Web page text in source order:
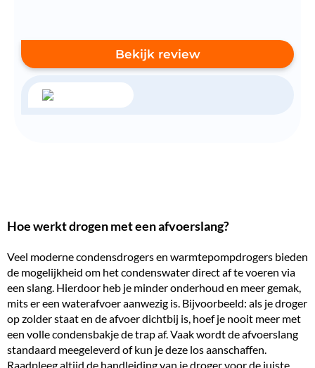
Bekijk review
Hoe werkt drogen met een afvoerslang?
Veel moderne condensdrogers en warmtepompdrogers bieden
de mogelijkheid om het condenswater direct af te voeren via
een slang. Hierdoor heb je minder onderhoud en meer gemak,
mits er een waterafvoer aanwezig is. Bijvoorbeeld: als je droger
op zolder staat en de afvoer dichtbij is, hoef je nooit meer met
een volle condensbakje de trap af. Vaak wordt de afvoerslang
standaard meegeleverd of kun je deze los aanschaffen.
Raadpleeg altijd de handleiding van je droger voor de juiste